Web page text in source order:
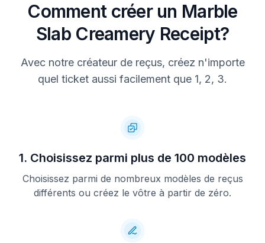
Comment créer un Marble
Slab Creamery Receipt?
Avec notre créateur de reçus, créez n'importe
quel ticket aussi facilement que 1, 2, 3.
1. Choisissez parmi plus de 100 modèles
Choisissez parmi de nombreux modèles de reçus
différents ou créez le vôtre à partir de zéro.